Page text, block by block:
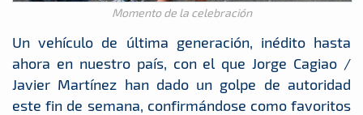
Momento de la celebración
Un vehículo de última generación, inédito hasta
ahora en nuestro país, con el que Jorge Cagiao /
Javier Martínez han dado un golpe de autoridad
este fin de semana, confirmándose como favoritos